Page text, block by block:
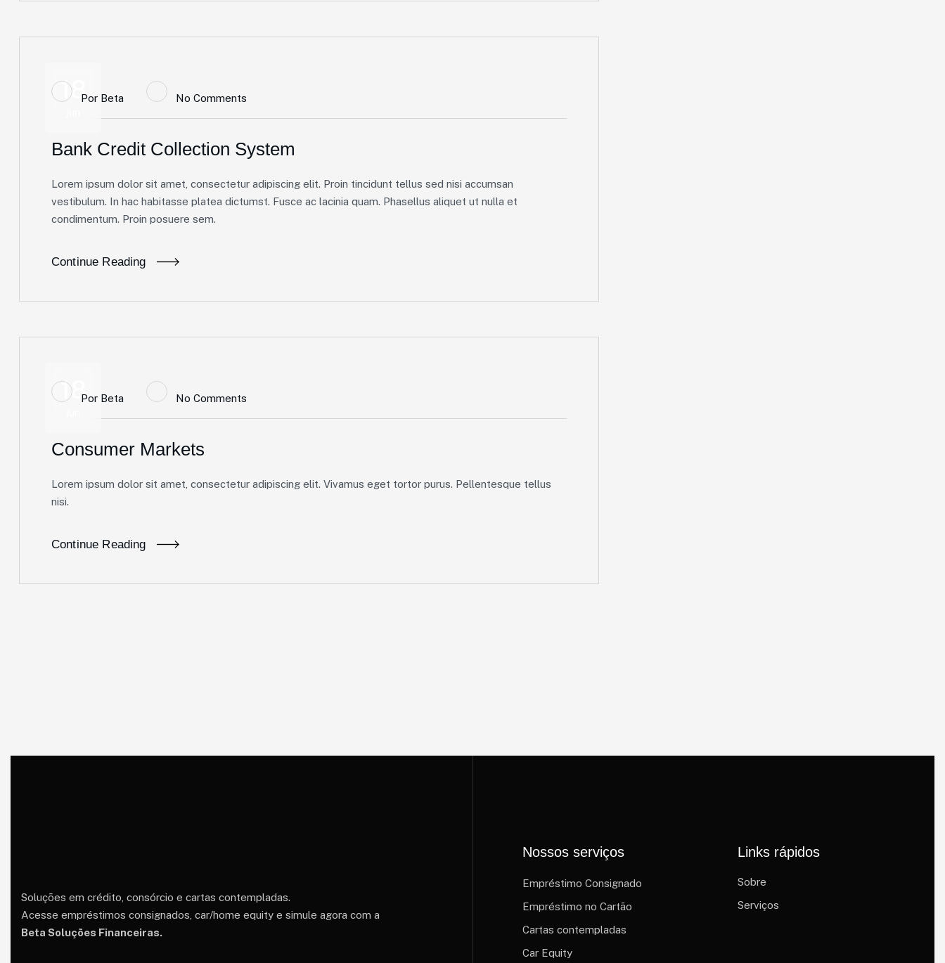
18Por Beta No Comments
Bank Credit Collection System
Lorem ipsum dolor sit amet, consectetur adipiscing elit. Proin tincidunt tellus sed nisi accumsan
vestibulum. In hac habitasse platea dictumst. Fusce ac lacinia quam. Phasellus aliquet ut nulla et
condimentum. Proin posuere sem.
Continue Reading
18Por Beta No Comments
Consumer Markets
Lorem ipsum dolor sit amet, consectetur adipiscing elit. Vivamus eget tortor purus. Pellentesque tellus
nisi.
Continue Reading
Soluções em crédito, consórcio e cartas contempladas.
Acesse empréstimos consignados, car/home equity e simule agora com a
Beta Soluções Financeiras.
Nossos serviços
Empréstimo Consignado
Empréstimo no Cartão
Cartas contempladas
Car Equity
Links rápidos
Sobre
Serviços